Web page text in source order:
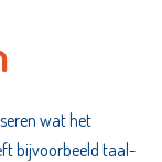
wat het
bijvoorbeeld taal-